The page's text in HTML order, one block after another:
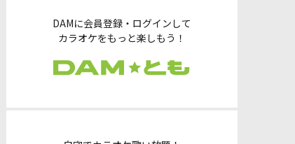
DAMに会員登録・ログインして
カラオケをもっと楽しもう！